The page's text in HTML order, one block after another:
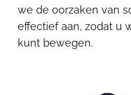
we de oorzaken van
effectief aan, zodat u
kunt bewegen.